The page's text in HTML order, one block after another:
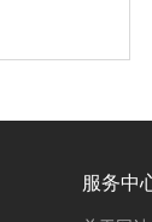
服务中